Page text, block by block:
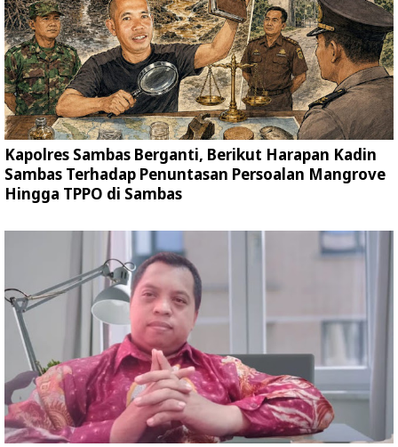
Kapolres Sambas Berganti, Berikut Harapan Kadin
Sambas Terhadap Penuntasan Persoalan Mangrove
Hingga TPPO di Sambas